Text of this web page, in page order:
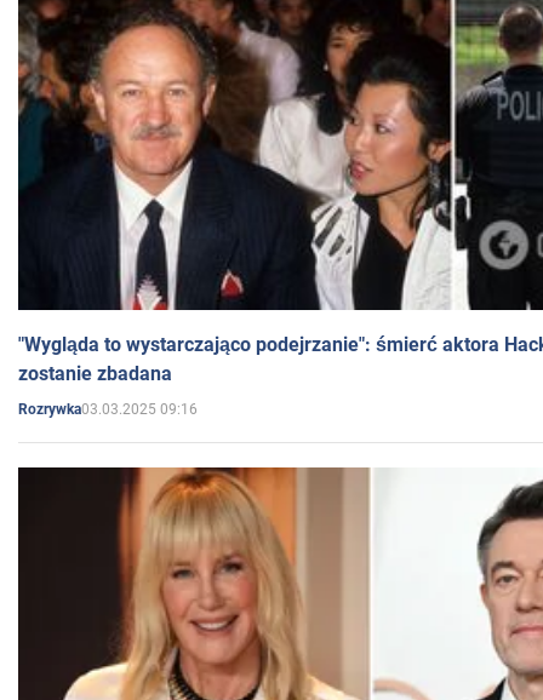
"Wygląda to wystarczająco podejrzanie": śmierć aktora
zostanie zbadana
Rozrywka03.03.2025 09:16